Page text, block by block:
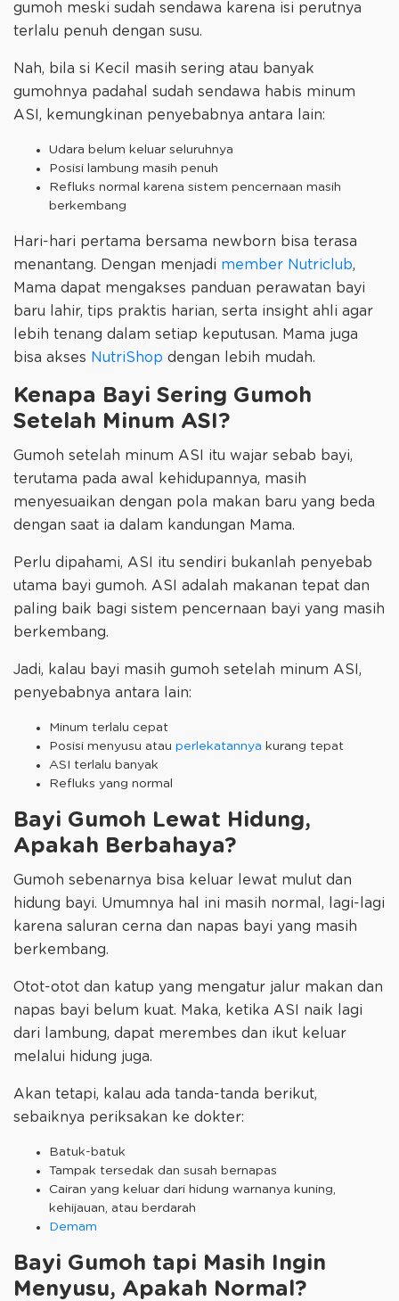
gumoh meski sudah sendawa karena isi perutnya
terlalu penuh dengan susu.
Nah, bila si Kecil masih sering atau banyak
gumohnya padahal sudah sendawa habis minum
ASI, kemungkinan penyebabnya antara lain:
Udara belum keluar seluruhnya
Posisi lambung masih penuh
Refluks normal karena sistem pencernaan masih
berkembang
Hari-hari pertama bersama newborn bisa terasa
menantang. Dengan menjadi member Nutriclub,
Mama dapat mengakses panduan perawatan bayi
baru lahir, tips praktis harian, serta insight ahli agar
lebih tenang dalam setiap keputusan. Mama juga
bisa akses NutriShop dengan lebih mudah.
Kenapa Bayi Sering Gumoh
Setelah Minum ASI?
Gumoh setelah minum ASI itu wajar sebab bayi,
terutama pada awal kehidupannya, masih
menyesuaikan dengan pola makan baru yang beda
dengan saat ia dalam kandungan Mama.
Perlu dipahami, ASI itu sendiri bukanlah penyebab
utama bayi gumoh. ASI adalah makanan tepat dan
paling baik bagi sistem pencernaan bayi yang masih
berkembang.
Jadi, kalau bayi masih gumoh setelah minum ASI,
penyebabnya antara lain:
Minum terlalu cepat
Posisi menyusu atau perlekatannya kurang tepat
ASI terlalu banyak
Refluks yang normal
Bayi Gumoh Lewat Hidung,
Apakah Berbahaya?
Gumoh sebenarnya bisa keluar lewat mulut dan
hidung bayi. Umumnya hal ini masih normal, lagi-lagi
karena saluran cerna dan napas bayi yang masih
berkembang.
Otot-otot dan katup yang mengatur jalur makan dan
napas bayi belum kuat. Maka, ketika ASI naik lagi
dari lambung, dapat merembes dan ikut keluar
melalui hidung juga.
Akan tetapi, kalau ada tanda-tanda berikut,
sebaiknya periksakan ke dokter:
Batuk-batuk
Tampak tersedak dan susah bernapas
Cairan yang keluar dari hidung warnanya kuning,
kehijauan, atau berdarah
Demam
Bayi Gumoh tapi Masih Ingin
Menyusu, Apakah Normal?